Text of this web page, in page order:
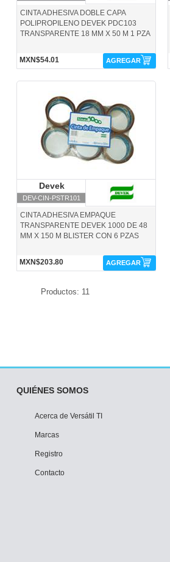
CINTA ADHESIVA DOBLE CAPA
POLIPROPILENO DEVEK PDC103
TRANSPARENTE 18 MM X 50 M 1 PZA
MXN$54.01 AGREGAR
Devek
DEV-CIN-PSTR101
CINTA ADHESIVA EMPAQUE
TRANSPARENTE DEVEK 1000 DE 48
MM X 150 M BLISTER CON 6 PZAS
MXN$203.80 AGREGAR
Productos: 11
QUIÉNES SOMOS
Acerca de Versátil TI
Marcas
Registro
Contacto